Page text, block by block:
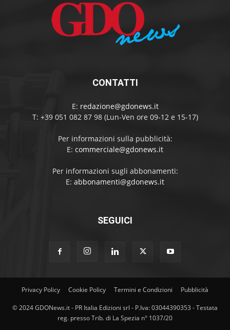
CONTATTI
E: redazione@gdonews.it
T: +39 051 082 87 98 (Lun-Ven ore 09-12 e 15-17)
Per informazioni sulla pubblicità:
E: commerciale@gdonews.it
Per informazioni sugli abbonamenti:
E: abbonamenti@gdonews.it
SEGUICI
Privacy Policy Cookie Policy Termini e Condizioni Pubblicità
© 2024 GDONews.it - PR Italia Edizioni srl - P.Iva: 03044390353 - Testata
reg. presso Trib. di La Spezia n° 1037/20